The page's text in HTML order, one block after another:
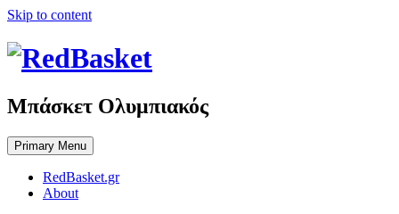
Skip to content
Μπάσκετ Ολυμπιακός
Primary Menu
RedBasket.gr
About